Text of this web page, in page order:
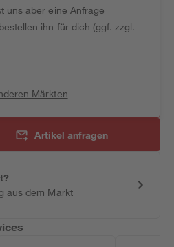
uns aber eine Anfrage
ihn für dich (ggf. zzgl.
Märkten
Artikel anfragen
aus dem Markt